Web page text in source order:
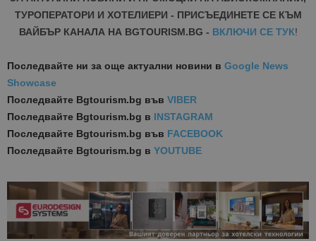
ТУРОПЕРАТОРИ И ХОТЕЛИЕРИ - ПРИСЪЕДИНЕТЕ СЕ КЪМ
ВАЙБЪР КАНАЛА НА BGTOURISM.BG - ВКЛЮЧИ СЕ ТУК!
Последвайте ни за още актуални новини в Google News
Showcase
Последвайте Bgtourism.bg във VIBER
Последвайте Bgtourism.bg в INSTAGRAM
Последвайте Bgtourism.bg във FACEBOOK
Последвайте Bgtourism.bg в YOUTUBE